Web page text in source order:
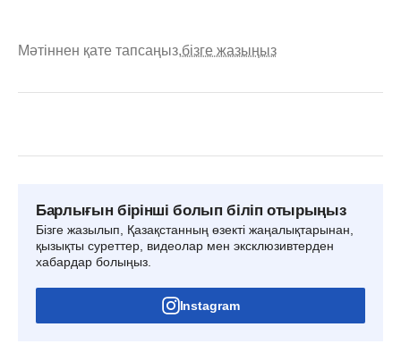
Мәтіннен қате тапсаңыз,бізге жазыңыз
Барлығын бірінші болып біліп отырыңыз
Бізге жазылып, Қазақстанның өзекті жаңалықтарынан,
қызықты суреттер, видеолар мен эксклюзивтерден
хабардар болыңыз.
Instagram